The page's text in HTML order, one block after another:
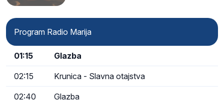
Program Radio Marija
01:15 Glazba
02:15 Krunica - Slavna otajstva
02:40 Glazba